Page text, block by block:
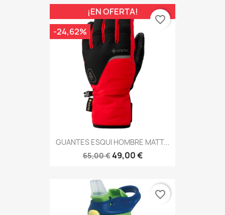
GUANTES ESQUI HOMBRE MATT...
65,00 €49,00 €
¡EN OFERTA!
-24,62%
favorite_border
favorite_border